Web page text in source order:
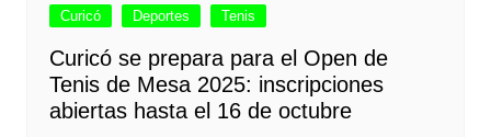
Curicó Deportes Tenis
Curicó se prepara para el Open de
Tenis de Mesa 2025: inscripciones
abiertas hasta el 16 de octubre